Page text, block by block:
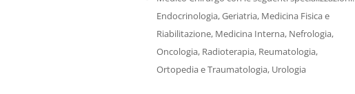
Endocrinologia, Geriatria, Medicina Fisica e
Riabilitazione, Medicina Interna, Nefrologia,
Oncologia, Radioterapia, Reumatologia,
Ortopedia e Traumatologia, Urologia